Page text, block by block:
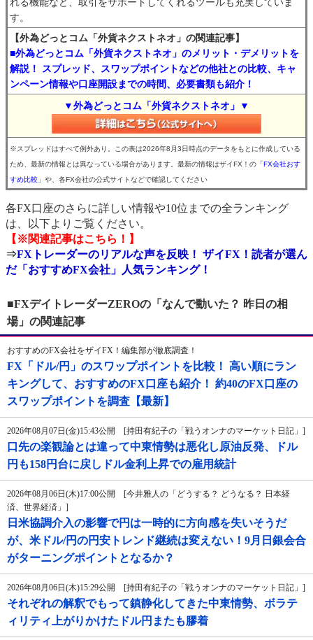
す。
【外為どっとコム「外貨ネクストネオ」の関連記事】
■外為どっとコム「外貨ネクストネオ」のメリット・デメリットを
解説！ スプレッド、スワップポイントなどの他社との比較、キャ
ンペーン情報や口座開設までの時間、必要書類も紹介！
▼外為どっとコム「外貨ネクストネオ」▼
※スプレッドはすべて例外あり。この表は2026年8月3日時点のデータをもとに作成している
ため、最新の情報とは異なっている場合があります。最新の情報はザイFX！の 「FX会社おす
すめ比較」 や、各FX会社の公式サイトなどで確認してください
各FX口座のさらに詳しい情報や10位までの全ランキング
は、以下よりご覧ください。
【※関連記事はこちら！】
⇒FXトレーダーのリアルな声を反映！ ザイFX！読者が選ん
だ「おすすめFX会社」人気ランキング！
■FXデイトレーダーZEROの「なんで動いた？ 昨日の相
場」の関連記事
おすすめのFX会社をザイFX！編集部が徹底調査！
FX「ドル/円」のスワップポイントを比較！ 高い順にラン
キングして、おすすめのFX口座も紹介！ 約40のFX口座の
スワップポイントを調査【最新】
2026年08月07日(金)15:43公開 [持田有紀子の「戦うオンナのマーケット日記」]
口先の楽観論とは違って中東情勢は悪化し原油反発、ドル
円も158円台に戻しドル金利上昇での雇用統計
2026年08月06日(木)17:00公開 [今井雅人の「どうする？ どうなる？ 日本経
済、世界経済」]
日米協調介入の影響で円は一時的に方向感を失いそうだ
が、米ドル/円の円安トレンド継続は変えない！9月日銀会合
がターニングポイントとなるか？
2026年08月06日(木)15:29公開 [持田有紀子の「戦うオンナのマーケット日記」]
それぞれの解釈でもって鎮静化してきた中東情勢、ボラテ
ィリティ上がりかけたドル円またも膠着